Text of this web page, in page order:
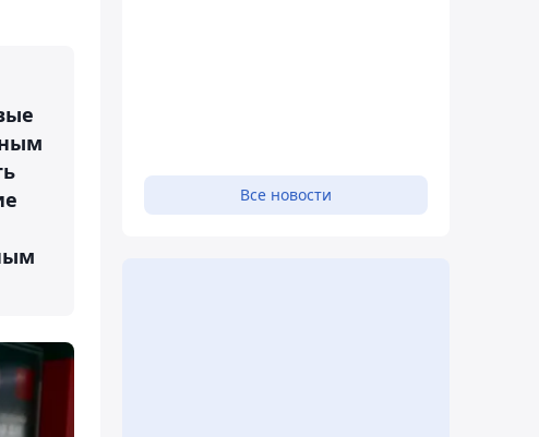
Все новости